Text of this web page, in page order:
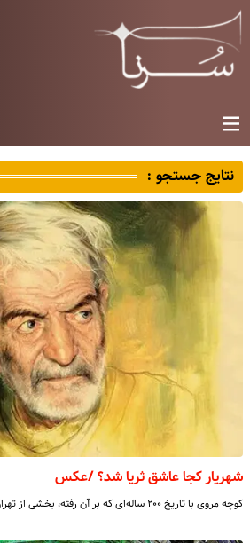
نتایج جستجو :
شهریار کجا عاشق ثریا شد؟ /عکس
کوچه مروی با تاریخ ۲۰۰ ساله‌ای که بر آن رفته، بخشی از تهران قدیم را در خود جای داده است.